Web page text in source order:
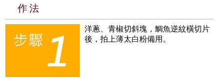
作法
洋蔥、青椒切斜塊，鯛魚逆紋橫切片
後，拍上薄太白粉備用。